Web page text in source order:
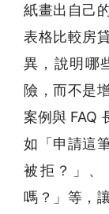
紙畫出自己
表格比較房
異，說明哪
險，而不是
案例與 FAQ
如「申請這
被拒？」、
嗎？」等，